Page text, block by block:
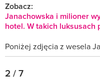
Zobacz:
Janachowska i milioner
hotel. W takich luksusach
Poniżej zdjęcia z wesela
2 / 7